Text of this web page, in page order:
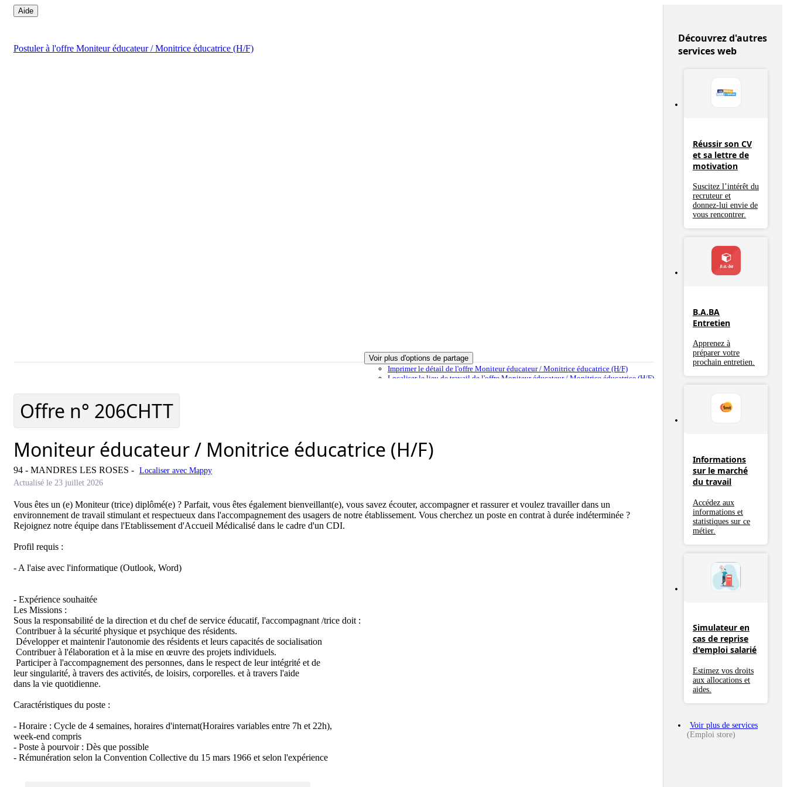
Aide
Postulerà l'offre Moniteur éducateur / Monitrice éducatrice (H/F)
Voir plus d'options de partage
Imprimerle détail de l'offre Moniteur éducateur / Monitrice éducatrice (H/F)
Localiserle lieu de travail de l'offre Moniteur éducateur / Monitrice éducatrice (H/F)
Offre n° 206CHTT
Moniteur éducateur / Monitrice éducatrice (H/F)
94 - MANDRES LES ROSES - Localiser avec Mappy
Actualisé le 23 juillet 2026
Vous êtes un (e) Moniteur (trice) diplômé(e) ? Parfait, vous êtes également bienveillant(e), vous savez écouter, accompagner et rassurer et voulez travailler dans un
environnement de travail stimulant et respectueux dans l'accompagnement des usagers de notre établissement. Vous cherchez un poste en contrat à durée indéterminée ?
Rejoignez notre équipe dans l'Etablissement d'Accueil Médicalisé dans le cadre d'un CDI.
Profil requis :
- A l'aise avec l'informatique (Outlook, Word)
- Expérience souhaitée
Les Missions :
Sous la responsabilité de la direction et du chef de service éducatif, l'accompagnant /trice doit :
leur singularité, à travers des activités, de loisirs, corporelles. et à travers l'aide
dans la vie quotidienne.
Caractéristiques du poste :
- Horaire : Cycle de 4 semaines, horaires d'internat(Horaires variables entre 7h et 22h),
week-end compris
- Poste à pourvoir : Dès que possible
- Rémunération selon la Convention Collective du 15 mars 1966 et selon l'expérience
Découvrez d'autres
services web
Réussir son CV
et sa lettre de
motivation
Suscitez l’intérêt du
recruteur et
donnez-lui envie de
vous rencontrer.
B.A.BA
Entretien
Apprenez à
préparer votre
prochain entretien.
Informations
sur le marché
du travail
Accédez aux
informations et
statistiques sur ce
métier.
Simulateur en
cas de reprise
d'emploi salarié
Estimez vos droits
aux allocations et
aides.
Voir plus de services
(Emploi store)